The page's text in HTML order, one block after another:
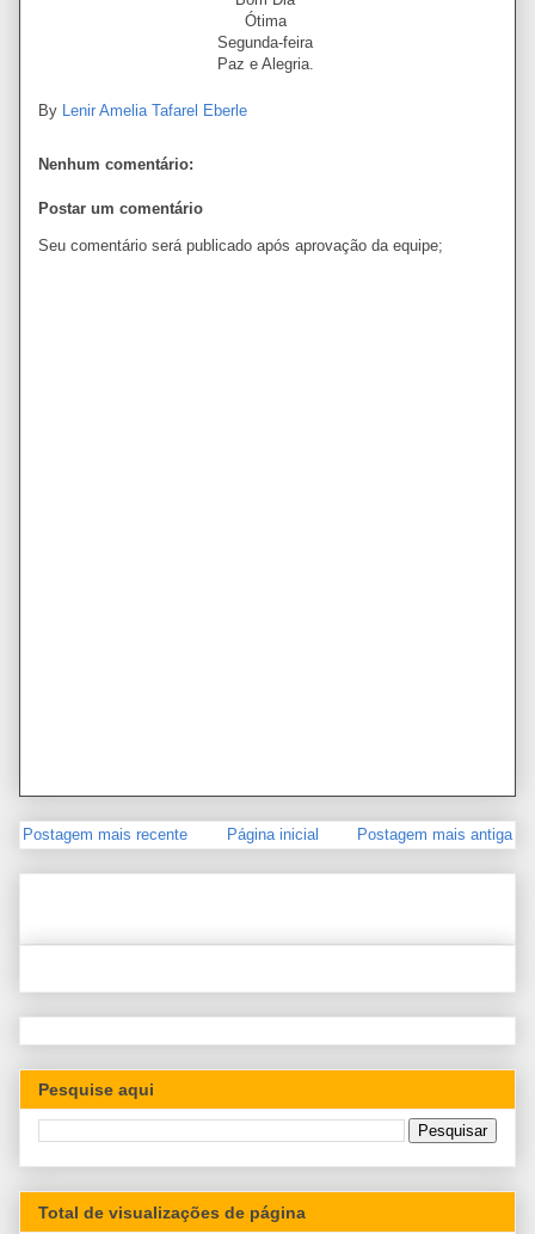
Ótima
Segunda-feira
Paz e Alegria.
By Lenir Amelia Tafarel Eberle
Nenhum comentário:
Postar um comentário
Seu comentário será publicado após aprovação da equipe;
Postagem mais recente Postagem mais antiga
Página inicial
Pesquise aqui
Total de visualizações de página